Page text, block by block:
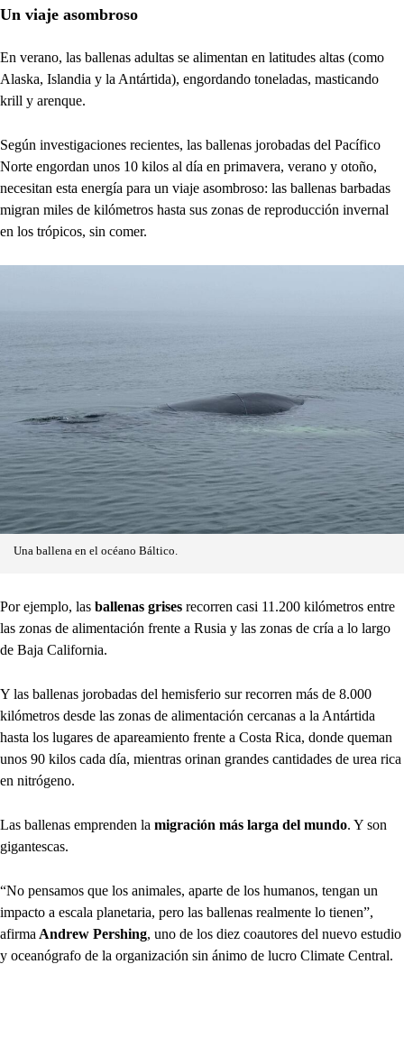
Un viaje asombroso
En verano, las ballenas adultas se alimentan en latitudes altas (como
Alaska, Islandia y la Antártida), engordando toneladas, masticando
krill y arenque.
Según investigaciones recientes, las ballenas jorobadas del Pacífico
Norte engordan unos 10 kilos al día en primavera, verano y otoño,
necesitan esta energía para un viaje asombroso: las ballenas barbadas
migran miles de kilómetros hasta sus zonas de reproducción invernal
en los trópicos, sin comer.
Una ballena en el océano Báltico.
Por ejemplo, las ballenas grises recorren casi 11.200 kilómetros entre
las zonas de alimentación frente a Rusia y las zonas de cría a lo largo
de Baja California.
Y las ballenas jorobadas del hemisferio sur recorren más de 8.000
kilómetros desde las zonas de alimentación cercanas a la Antártida
hasta los lugares de apareamiento frente a Costa Rica, donde queman
unos 90 kilos cada día, mientras orinan grandes cantidades de urea rica
en nitrógeno.
Las ballenas emprenden la migración más larga del mundo. Y son
gigantescas.
“No pensamos que los animales, aparte de los humanos, tengan un
impacto a escala planetaria, pero las ballenas realmente lo tienen”,
afirmaAndrew Pershing, uno de los diez coautores del nuevo estudio
y oceanógrafo de la organización sin ánimo de lucro Climate Central.